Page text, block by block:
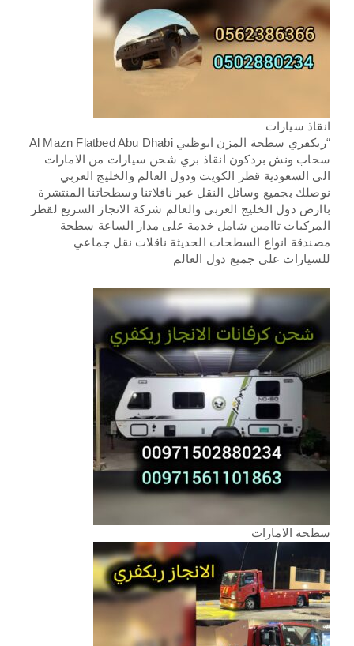
انقاذ سيارات
“ريكفري سطحة المزن ابوظبي Al Mazn Flatbed Abu Dhabi
سحاب ونش بردكون انقاذ بري شحن سيارات من الامارات
الى السعودية قطر الكويت ودول العالم والخليج العربي
نوصلك بجميع وسائل النقل عبر ناقلاتنا وسطحاتنا المنتشرة
باارض دول الخليج العربي والعالم شركة الانجاز السريع لقطر
المركبات تاامين شامل خدمة على مدار الساعة سطحة
مصندقة انواع السطحات الحديثة ناقلات نقل جماعي
للسيارات على جميع دول العالم
سطحة الامارات